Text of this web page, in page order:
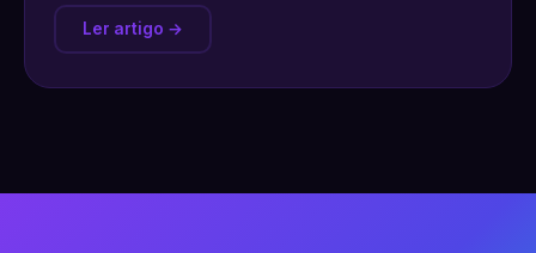
Ler artigo →